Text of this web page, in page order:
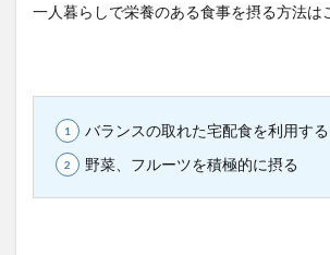
一人暮らしで栄養のある食事を摂る方法は
バランスの取れた宅配食を利用する
野菜、フルーツを積極的に摂る